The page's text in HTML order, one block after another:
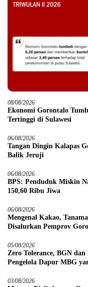
08/08/2026
Ekonomi Gorontalo
Tertinggi di Sulawesi
06/08/2026
Tangan Dingin Kalapas
Balik Jeruji
06/08/2026
BPS: Penduduk Miskin
150,60 Ribu Jiwa
06/08/2026
Mengenal Kakao,
Disalurkan Pemprov
05/08/2026
Zero Tolerance, BGN
Pengelola Dapur MBG
03/08/2026